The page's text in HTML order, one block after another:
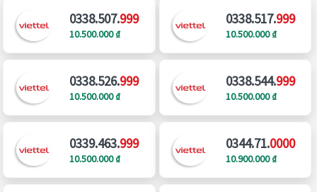
0338.507.999
10.500.000 ₫
0338.517.999
10.500.000 ₫
0338.526.999
10.500.000 ₫
0338.544.999
10.500.000 ₫
0339.463.999
10.500.000 ₫
0344.71.0000
10.900.000 ₫